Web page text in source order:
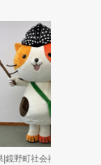
山県|鏡野町社会福祉協